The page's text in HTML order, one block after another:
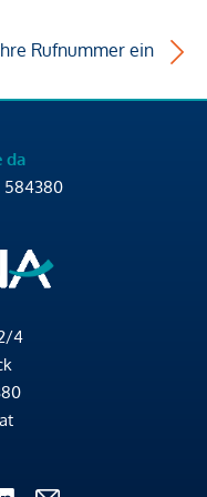
Rufnummer ein
da
584380
4